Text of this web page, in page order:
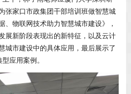
张家口市政集团干部培训班做智慧城
、物联网技术助力智慧城市建设》，
展新阶段表现出的新特征，以及云计
城市建设中的具体应用，最后展示了
应用案例。